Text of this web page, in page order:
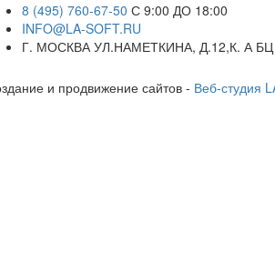
8 (495) 760-67-50 С 9:00 ДО 18:00
INFO@LA-SOFT.RU
Г. МОСКВА УЛ.НАМЕТКИНА, Д.12,К. А
и продвижение сайтов - Веб-студия